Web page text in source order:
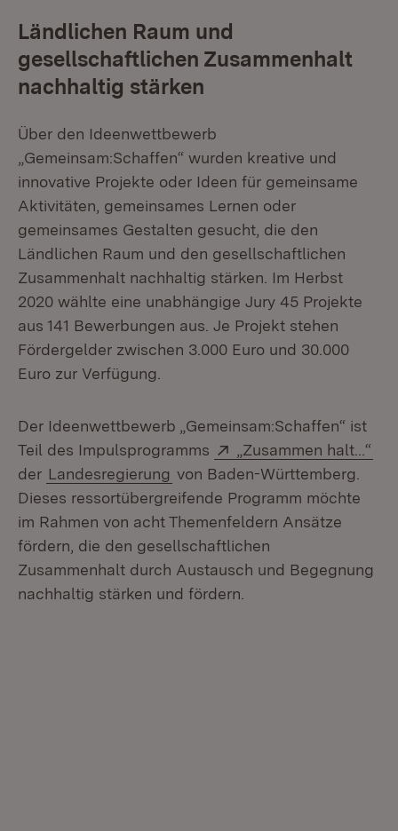
Ländlichen Raum und
gesellschaftlichen Zusammenhalt
nachhaltig stärken
Über den Ideenwettbewerb
„Gemeinsam:Schaffen“ wurden kreative und
innovative Projekte oder Ideen für gemeinsame
Aktivitäten, gemeinsames Lernen oder
gemeinsames Gestalten gesucht, die den
Ländlichen Raum und den gesellschaftlichen
Zusammenhalt nachhaltig stärken. Im Herbst
2020 wählte eine unabhängige Jury 45 Projekte
aus 141 Bewerbungen aus. Je Projekt stehen
Fördergelder zwischen 3.000 Euro und 30.000
Euro zur Verfügung.
Der Ideenwettbewerb „Gemeinsam:Schaffen“ ist
Teil des Impulsprogramms
Extern:
„Zusammen halt…“
der Landesregierung von Baden-Württemberg.
Dieses ressortübergreifende Programm möchte
im Rahmen von acht Themenfeldern Ansätze
fördern, die den gesellschaftlichen
Zusammenhalt durch Austausch und Begegnung
nachhaltig stärken und fördern.